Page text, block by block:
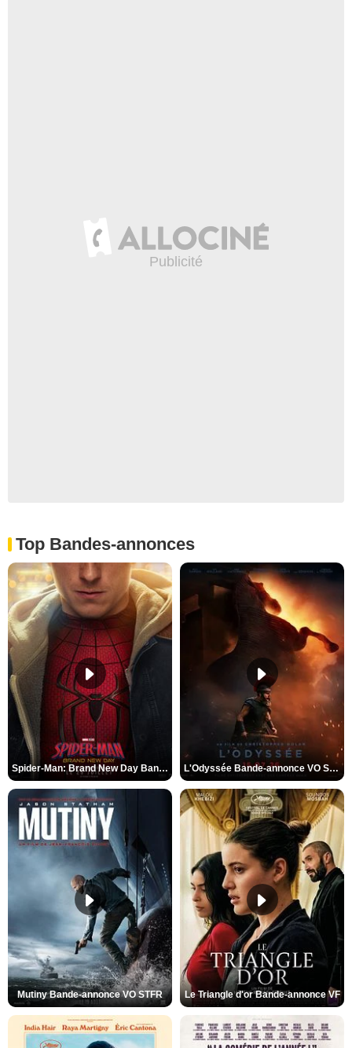
Top Bandes-annonces
Spider-Man: Brand New Day Bande-annonce VO STFR L'Odyssée Bande-annonce VO STFR
Mutiny Bande-annonce VO STFR Le Triangle d'or Bande-annonce VF